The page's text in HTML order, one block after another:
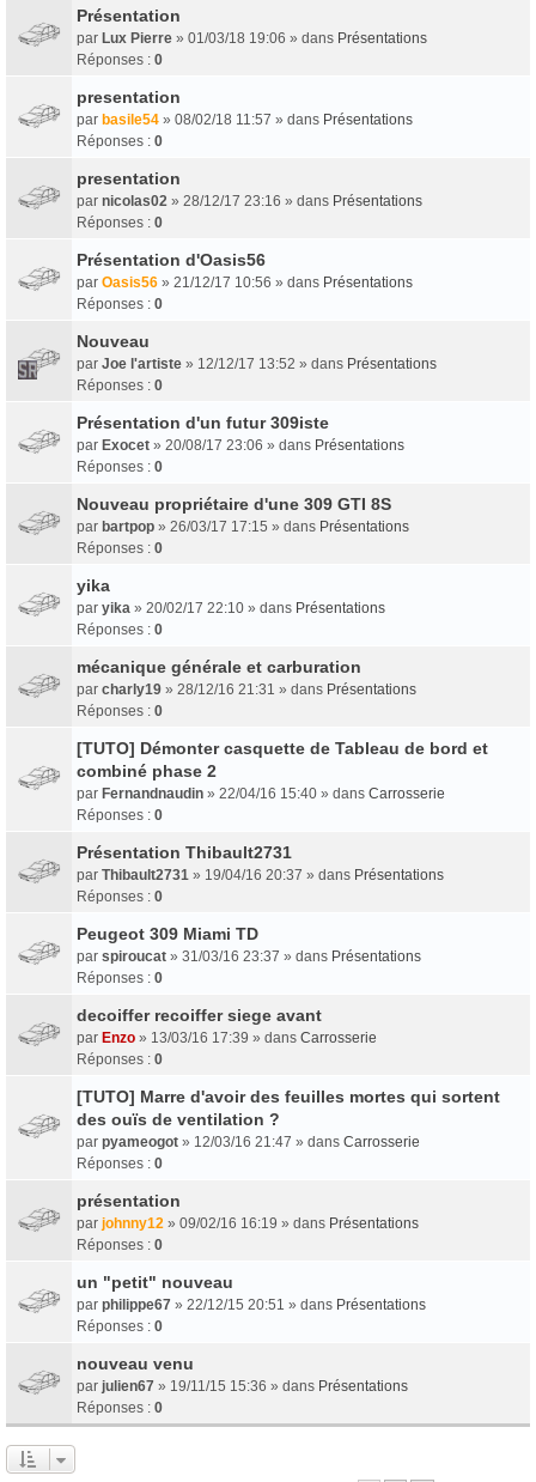
Présentation
par Lux Pierre » 01/03/18 19:06 » dans Présentations
Réponses : 0
presentation
par basile54 » 08/02/18 11:57 » dans Présentations
Réponses : 0
presentation
par nicolas02 » 28/12/17 23:16 » dans Présentations
Réponses : 0
Présentation d'Oasis56
par Oasis56 » 21/12/17 10:56 » dans Présentations
Réponses : 0
Nouveau
par Joe l'artiste » 12/12/17 13:52 » dans Présentations
Réponses : 0
Présentation d'un futur 309iste
par Exocet » 20/08/17 23:06 » dans Présentations
Réponses : 0
Nouveau propriétaire d'une 309 GTI 8S
par bartpop » 26/03/17 17:15 » dans Présentations
Réponses : 0
yika
par yika » 20/02/17 22:10 » dans Présentations
Réponses : 0
mécanique générale et carburation
par charly19 » 28/12/16 21:31 » dans Présentations
Réponses : 0
[TUTO] Démonter casquette de Tableau de bord et
combiné phase 2
par Fernandnaudin » 22/04/16 15:40 » dans Carrosserie
Réponses : 0
Présentation Thibault2731
par Thibault2731 » 19/04/16 20:37 » dans Présentations
Réponses : 0
Peugeot 309 Miami TD
par spiroucat » 31/03/16 23:37 » dans Présentations
Réponses : 0
decoiffer recoiffer siege avant
par Enzo » 13/03/16 17:39 » dans Carrosserie
Réponses : 0
[TUTO] Marre d'avoir des feuilles mortes qui sortent
des ouïs de ventilation ?
par pyameogot » 12/03/16 21:47 » dans Carrosserie
Réponses : 0
présentation
par johnny12 » 09/02/16 16:19 » dans Présentations
Réponses : 0
un "petit" nouveau
par philippe67 » 22/12/15 20:51 » dans Présentations
Réponses : 0
nouveau venu
par julien67 » 19/11/15 15:36 » dans Présentations
Réponses : 0